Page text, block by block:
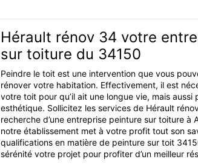
Hérault rénov 34 votre
sur toiture du 34150
Peindre le toit est une intervention que vous
rénover votre habitation. Effectivement, il est
votre toit pour qu’il ait une longue vie, mais aussi
esthétique. Sollicitez les services de Hérault
recherche d’une entreprise peinture sur toiture à
notre établissement met à votre profit tout son
qualifications en matière de peinture sur toit
sérénité votre projet pour profiter d’un meilleur